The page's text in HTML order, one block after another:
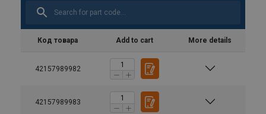
Код товара Add to cart More details
42157989982
42157989983